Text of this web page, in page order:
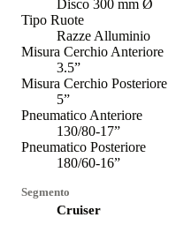
Disco 300 mm Ø
Tipo Ruote
Razze Alluminio
Misura Cerchio Anteriore
3.5”
Misura Cerchio Posteriore
5”
Pneumatico Anteriore
130/80-17”
Pneumatico Posteriore
180/60-16”
Segmento
Cruiser